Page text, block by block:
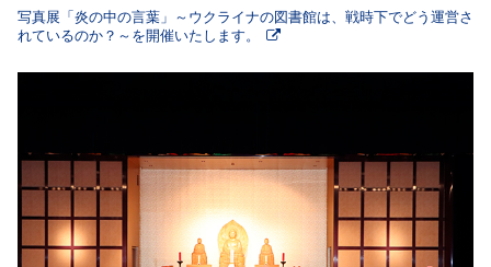
写真展「炎の中の言葉」～ウクライナの図書館は、戦時下でどう運営さ
れているのか？～を開催いたします。